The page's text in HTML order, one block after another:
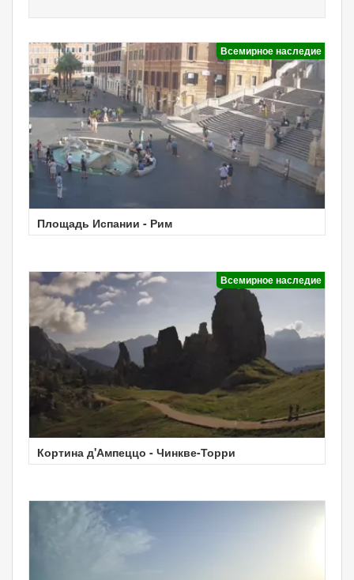
Всемирное наследие
Площадь Испании - Рим
Всемирное наследие
Кортина д'Ампеццо - Чинкве-Торри